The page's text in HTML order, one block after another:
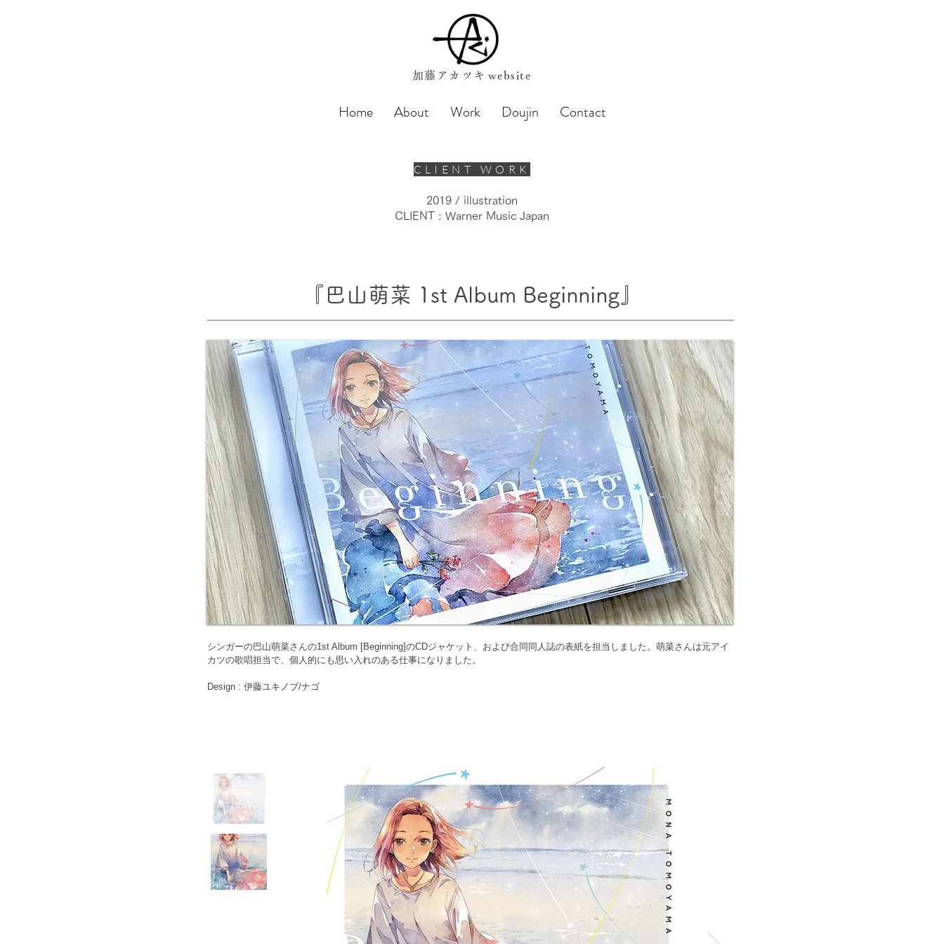
加藤アカツキ website
Home About Work Doujin Contact
CLIENT WORK
2019 / illustration
CLIENT : Warner Music Japan
『巴山萌菜 1st Album Beginning』
シンガーの巴山萌菜さんの1st Album [Beginning]のCDジャケット、および合同同人誌の表紙を担当しました。萌菜さんは元アイ
カツの歌唱担当で、個人的にも思い入れのある仕事になりました。
Design : 伊藤ユキノブ/ナゴ